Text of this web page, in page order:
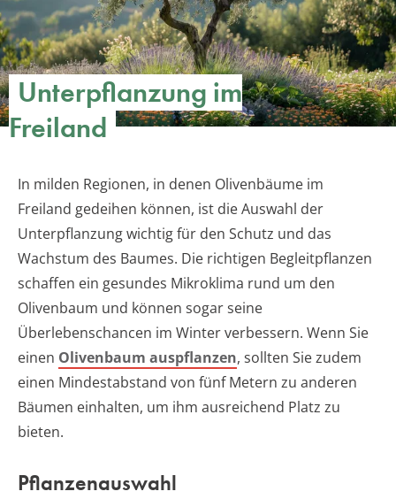
Unterpflanzung im
Freiland
In milden Regionen, in denen Olivenbäume im
Freiland gedeihen können, ist die Auswahl der
Unterpflanzung wichtig für den Schutz und das
Wachstum des Baumes. Die richtigen Begleitpflanzen
schaffen ein gesundes Mikroklima rund um den
Olivenbaum und können sogar seine
Überlebenschancen im Winter verbessern. Wenn Sie
einen Olivenbaum auspflanzen, sollten Sie zudem
einen Mindestabstand von fünf Metern zu anderen
Bäumen einhalten, um ihm ausreichend Platz zu
bieten.
Pflanzenauswahl